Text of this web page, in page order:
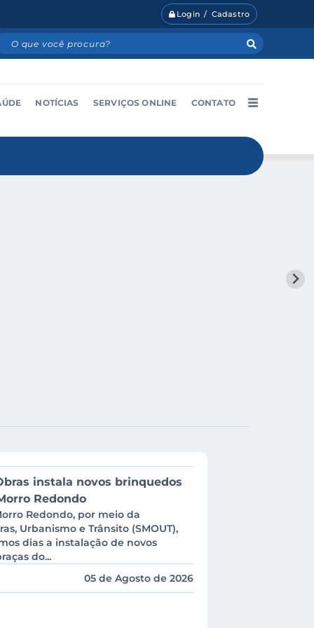
Login / Cadastro
NOTÍCIAS SERVIÇOS ONLINE CONTATO
instala novos brinquedos
Redondo
Redondo, por meio da
Urbanismo e Trânsito (SMOUT),
dias a instalação de novos
do...
05 de Agosto de 2026